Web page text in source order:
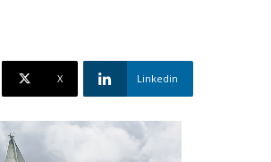
X Linkedin